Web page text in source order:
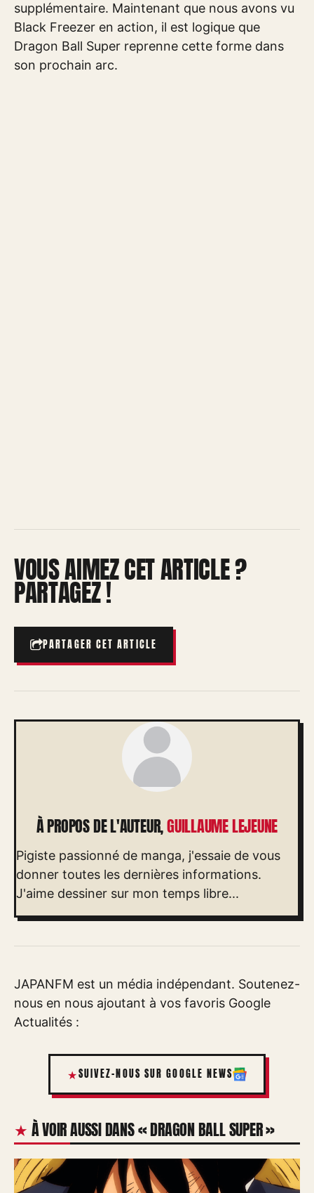
supplémentaire. Maintenant que nous avons vu
Black Freezer en action, il est logique que
Dragon Ball Super reprenne cette forme dans
son prochain arc.
VOUS AIMEZ CET ARTICLE ?
PARTAGEZ !
PARTAGER CET ARTICLE
À PROPOS DE L'AUTEUR,GUILLAUME LEJEUNE
Pigiste passionné de manga, j'essaie de vous
donner toutes les dernières informations.
J'aime dessiner sur mon temps libre...
JAPANFM est un média indépendant. Soutenez-
nous en nous ajoutant à vos favoris Google
Actualités :
SUIVEZ-NOUS SUR GOOGLE NEWS
À VOIR AUSSI DANS « DRAGON BALL SUPER »